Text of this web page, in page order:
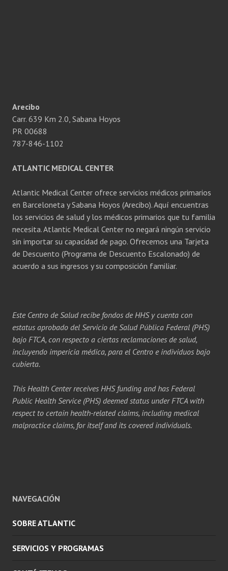
Arecibo
Carr. 639 Km 2.0, Sabana Hoyos
PR 00688
787-846-1102
ATLANTIC MEDICAL CENTER
Atlantic Medical Center ofrece servicios médicos primarios
en Barceloneta y Sabana Hoyos (Arecibo). Aquí encuentras
los servicios de salud y los médicos primarios que tu familia
necesita. Atlantic Medical Center no negará ningún servicio
sin importar su capacidad de pago. Ofrecemos una Tarjeta
de Descuento (Programa de Descuento Escalonado) de
acuerdo a sus ingresos y su composición familiar.
Este Centro de Salud recibe fondos de HHS y cuenta con
estatus aprobado del Servicio de Salud Pública Federal (PHS)
bajo FTCA, con respecto a ciertas reclamaciones de salud,
incluyendo impericia médica, para el Centro e individuos bajo
cubierta.
This Health Center receives HHS funding and has Federal
Public Health Service (PHS) deemed status under FTCA with
respect to certain health-related claims, including medical
malpractice claims, for itself and its covered individuals.
NAVEGACIÓN
SOBRE ATLANTIC
SERVICIOS Y PROGRAMAS